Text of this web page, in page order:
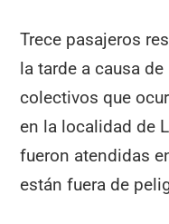
Trece pasajeros
la tarde a causa
colectivos que
en la localidad de
fueron atendidas
están fuera de